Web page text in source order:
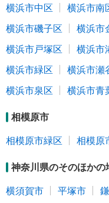
横浜市中区
横浜市南
横浜市磯子区
横浜市
横浜市戸塚区
横浜市
横浜市緑区
横浜市瀬
横浜市泉区
横浜市青
相模原市
相模原市緑区
相模原
神奈川県のそのほかの
横須賀市
平塚市